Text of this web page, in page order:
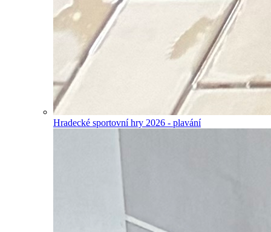
Hradecké sportovní hry 2026 - plavání